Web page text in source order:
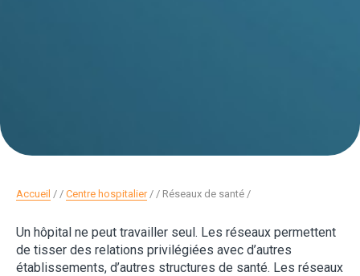
Accueil / Centre hospitalier/ Réseaux de santé
Un hôpital ne peut travailler seul. Les réseaux permettent
de tisser des relations privilégiées avec d’autres
établissements, d’autres structures de santé. Les réseaux